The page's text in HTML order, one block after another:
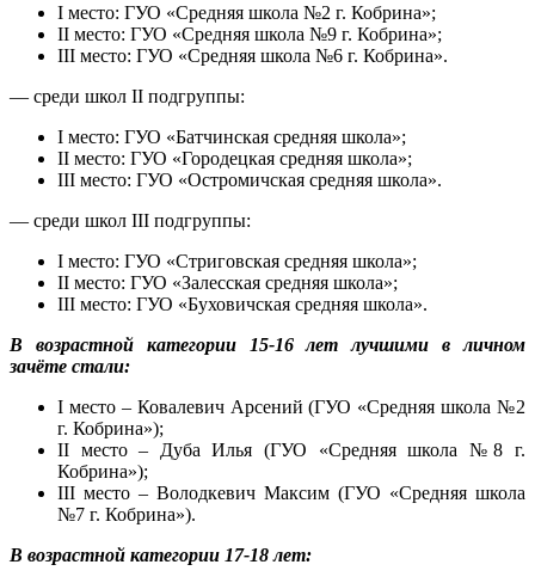
I место: ГУО «Средняя школа №2 г. Кобрина»;
II место: ГУО «Средняя школа №9 г. Кобрина»;
III место: ГУО «Средняя школа №6 г. Кобрина».
— среди школ II подгруппы:
I место: ГУО «Батчинская средняя школа»;
II место: ГУО «Городецкая средняя школа»;
III место: ГУО «Остромичская средняя школа».
— среди школ III подгруппы:
I место: ГУО «Стриговская средняя школа»;
II место: ГУО «Залесская средняя школа»;
III место: ГУО «Буховичская средняя школа».
В возрастной категории 15-16 лет лучшими в личном
зачёте стали:
I место – Ковалевич Арсений (ГУО «Средняя школа №2
г. Кобрина»);
II место – Дуба Илья (ГУО «Средняя школа №8 г.
Кобрина»);
III место – Володкевич Максим (ГУО «Средняя школа
№7 г. Кобрина»).
В возрастной категории 17-18 лет: